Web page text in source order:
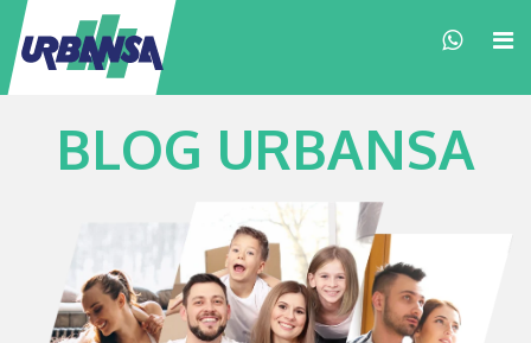
BLOG URBANSA